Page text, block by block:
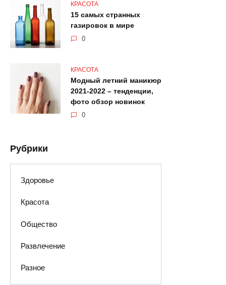
КРАСОТА
15 самых странных
газировок в мире
0
КРАСОТА
Модный летний маникюр
2021-2022 – тенденции,
фото обзор новинок
0
Рубрики
Здоровье
Красота
Общество
Развлечение
Разное